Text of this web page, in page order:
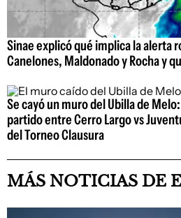
Sinae explicó qué implica la alerta
Canelones, Maldonado y Rocha y
Se cayó un muro del Ubilla de
partido entre Cerro Largo vs
del Torneo Clausura
MÁS NOTICIAS DE